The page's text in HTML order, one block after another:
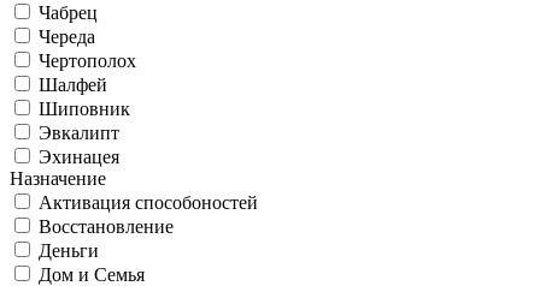
Чабрец
Череда
Чертополох
Шалфей
Шиповник
Эвкалипт
Эхинацея
Назначение
Активация способоностей
Восстановление
Деньги
Дом и Семья